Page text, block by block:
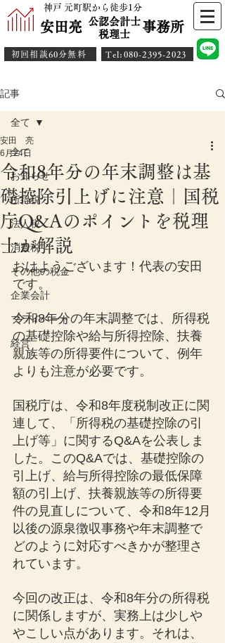
神戸 元町駅から徒歩1分
安田亮 事務所
公認会計士
​税理士
初回相談60分無料 ​Tel:080-2395-2023
記事
全て
お知らせ
所得税
法人税
消費税
その他の税金
企業会計
プライベート
経営
全て
令和8年分の年末調整は基
礎控除引上げに注意｜国税
庁Q&Aのポイントを税理
士が解説
安田 亮
6月24日
おはようございます！代表の安田
です。
令和8年分の年末調整では、所得税
の基礎控除や給与所得控除、扶養
親族等の所得要件について、例年
よりも注意が必要です。
国税庁は、令和8年度税制改正に関
連して、「所得税の基礎控除の引
上げ等」に関するQ&Aを公表しま
した。このQ&Aでは、基礎控除の
引上げ、給与所得控除の最低保障
額の引上げ、扶養親族等の所得要
件の見直しについて、令和8年12月
以後の源泉徴収事務や年末調整で
どのように対応すべきかが整理さ
れています。
今回の改正は、令和8年分の所得税
に関係しますが、実務上は少しや
やこしい点があります。それは、